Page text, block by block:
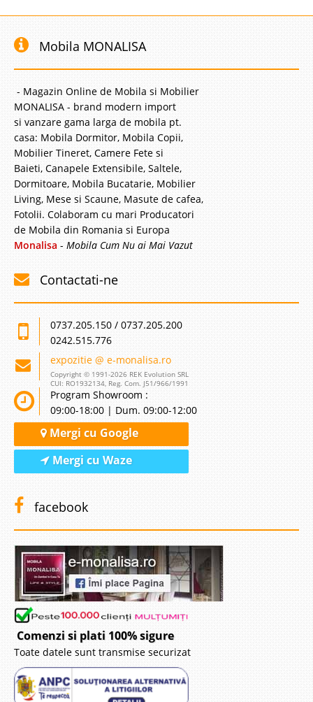
Mobila MONALISA
- Magazin Online de Mobila si Mobilier
MONALISA - brand modern import
si vanzare gama larga de mobila pt.
casa: Mobila Dormitor, Mobila Copii,
Mobilier Tineret, Camere Fete si
Baieti, Canapele Extensibile, Saltele,
Dormitoare, Mobila Bucatarie, Mobilier
Living, Mese si Scaune, Masute de cafea,
Fotolii. Colaboram cu mari Producatori
de Mobila din Romania si Europa
Monalisa - Mobila Cum Nu ai Mai Vazut
Contactati-ne
0737.205.150 / 0737.205.200
0242.515.776
expozitie @ e-monalisa.ro
Copyright © 1991-2026 REK Evolution SRL
CUI: RO1932134, Reg. Com. J51/966/1991
Program Showroom :
09:00-18:00 | Dum. 09:00-12:00
Mergi cu Google
Mergi cu Waze
facebook
Comenzi si plati 100% sigure
Toate datele sunt transmise securizat